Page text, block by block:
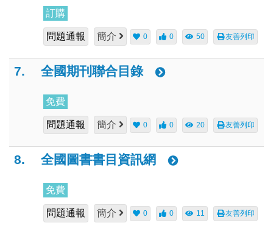
訂購
問題通報 簡介 0 0 50 友善列印
7. 全國期刊聯合目錄
免費
問題通報 簡介 0 0 20 友善列印
8. 全國圖書書目資訊網
免費
問題通報 簡介 0 0 11 友善列印